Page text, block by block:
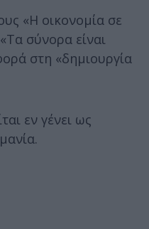
«Η οικονομία σε
σύνορα είναι
στη «δημιουργία
εν γένει ως